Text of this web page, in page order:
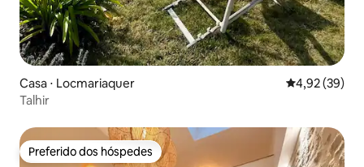
Casa ⋅ Locmariaquer 4,92 de uma
4,92 (39)
Talhir
Preferido dos hóspedes
Preferido dos hóspedes